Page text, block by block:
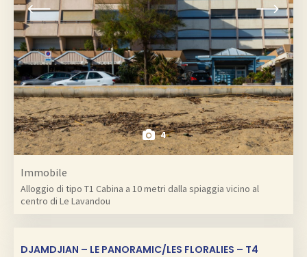
4
Immobile
Alloggio di tipo T1 Cabina a 10 metri dalla spiaggia vicino al
centro di Le Lavandou
DJAMDJIAN – LE PANORAMIC/LES FLORALIES – T4